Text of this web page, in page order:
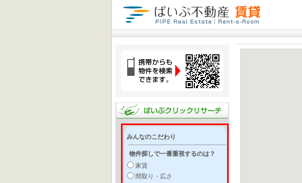
みんなのこだわり
物件探しで一番重視するのは？
家賃
間取り・広さ